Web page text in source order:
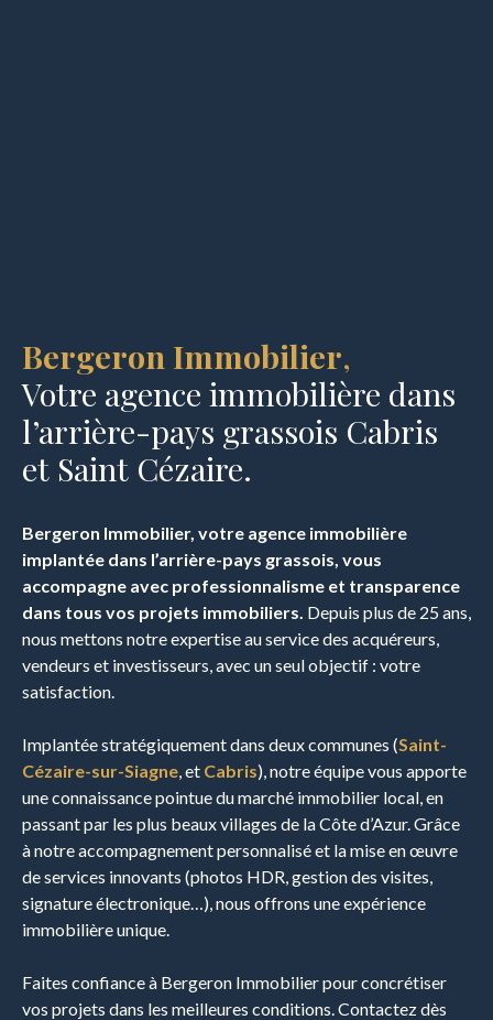
Bergeron Immobilier,
Votre agence immobilière dans
l’arrière-pays grassois Cabris
et Saint Cézaire.
Bergeron Immobilier, votre agence immobilière
implantée dans l’arrière-pays grassois, vous
accompagne avec professionnalisme et transparence
dans tous vos projets immobiliers. Depuis plus de 25 ans,
nous mettons notre expertise au service des acquéreurs,
vendeurs et investisseurs, avec un seul objectif : votre
satisfaction.
Implantée stratégiquement dans deux communes (Saint-
Cézaire-sur-Siagne, et Cabris), notre équipe vous apporte
une connaissance pointue du marché immobilier local, en
passant par les plus beaux villages de la Côte d’Azur. Grâce
à notre accompagnement personnalisé et la mise en œuvre
de services innovants (photos HDR, gestion des visites,
signature électronique…), nous offrons une expérience
immobilière unique.
Faites confiance à Bergeron Immobilier pour concrétiser
vos projets dans les meilleures conditions. Contactez dès